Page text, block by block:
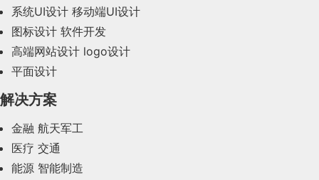
2023年10月(14)
2023年8月(88)
2023年7月(62)
2023年6月(58)
2023年5月(28)
系统UI设计 移动端UI设计
图标设计 软件开发
高端网站设计 logo设计
平面设计
解决方案
金融 航天军工
医疗 交通
能源 智能制造